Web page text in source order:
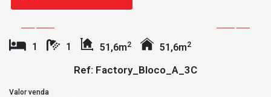
1 1 51,6m2 51,6m2
Ref: Factory_Bloco_A_3C
Valor venda